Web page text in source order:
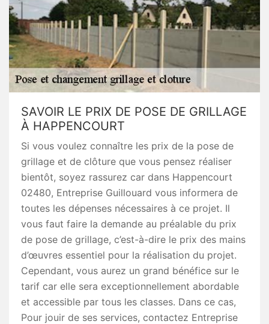
SAVOIR LE PRIX DE POSE DE GRILLAGE
À HAPPENCOURT
Si vous voulez connaître les prix de la pose de
grillage et de clôture que vous pensez réaliser
bientôt, soyez rassurez car dans Happencourt
02480, Entreprise Guillouard vous informera de
toutes les dépenses nécessaires à ce projet. Il
vous faut faire la demande au préalable du prix
de pose de grillage, c’est-à-dire le prix des mains
d’œuvres essentiel pour la réalisation du projet.
Cependant, vous aurez un grand bénéfice sur le
tarif car elle sera exceptionnellement abordable
et accessible par tous les classes. Dans ce cas,
Pour jouir de ses services, contactez Entreprise